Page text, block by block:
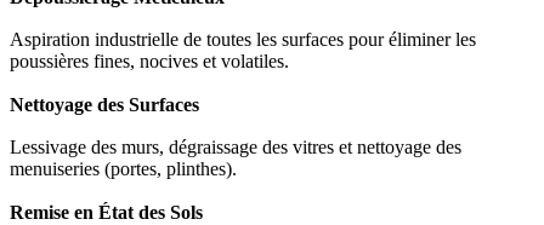
Aspiration industrielle de toutes les surfaces pour éliminer les
poussières fines, nocives et volatiles.
Nettoyage des Surfaces
Lessivage des murs, dégraissage des vitres et nettoyage des
menuiseries (portes, plinthes).
Remise en État des Sols